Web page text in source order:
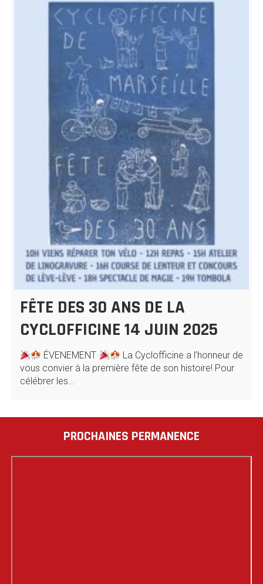
FÊTE DES 30 ANS DE LA
CYCLOFFICINE 14 JUIN 2025
ÉVENEMENT
La Cyclofficine a l’honneur de
vous convier à la première fête de son histoire! Pour
célébrer les…
PROCHAINES PERMANENCE